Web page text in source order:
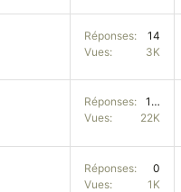
l
Réponses
14
Vues
3K
Réponses
107
Vues
22K
Réponses
0
Vues
1K